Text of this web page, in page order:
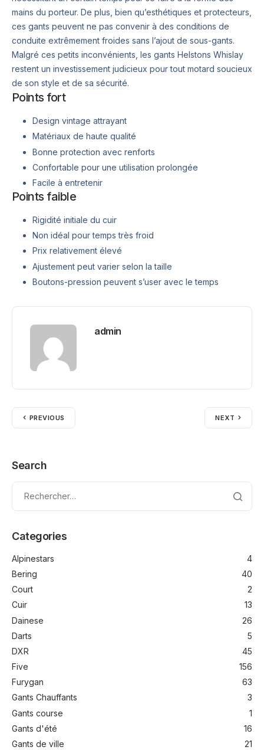
mains du porteur. De plus, bien qu’esthétiques et protecteurs,
ces gants peuvent ne pas convenir à des conditions de
conduite extrêmement froides sans l’ajout de sous-gants.
Malgré ces petits inconvénients, les gants Helstons Whislay
restent un investissement judicieux pour tout motard soucieux
de son style et de sa sécurité.
Points fort
Design vintage attrayant
Matériaux de haute qualité
Bonne protection avec renforts
Confortable pour une utilisation prolongée
Facile à entretenir
Points faible
Rigidité initiale du cuir
Non idéal pour temps très froid
Prix relativement élevé
Ajustement peut varier selon la taille
Boutons-pression peuvent s’user avec le temps
admin
PREVIOUS NEXT
Search
Categories
Alpinestars
4
Bering
40
Court
2
Cuir
13
Dainese
26
Darts
5
DXR
45
Five
156
Furygan
63
Gants Chauffants
3
Gants course
1
Gants d'été
16
Gants de ville
21